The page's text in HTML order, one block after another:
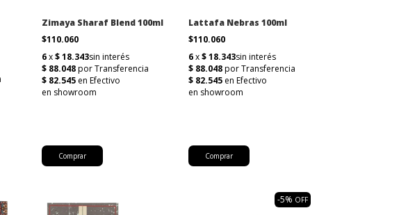
Zimaya Sharaf Blend 100ml
$110.060
Lattafa Nebras 100ml
$110.060
-5% OFF